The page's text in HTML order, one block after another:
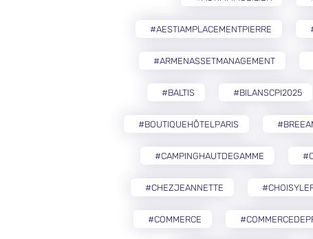
#AESTIAMPLACEMENTPIERRE
#ARMENASSETMANAGEMENT
#BALTIS #BILANSCPI2025
#BOUTIQUEHÔTELPARIS
#CAMPINGHAUTDEGAMME
#CHEZJEANNETTE
#COMMERCE